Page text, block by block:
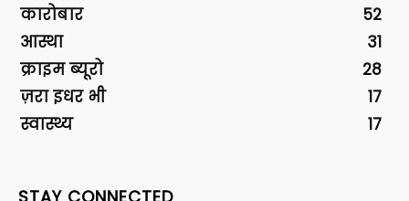
कारोबार
52
आस्था
31
क्राइम ब्यूरो
28
ज़रा इधर भी
17
स्वास्थ्य
17